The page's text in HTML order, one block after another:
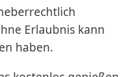
Erlaubnis kann
haben.